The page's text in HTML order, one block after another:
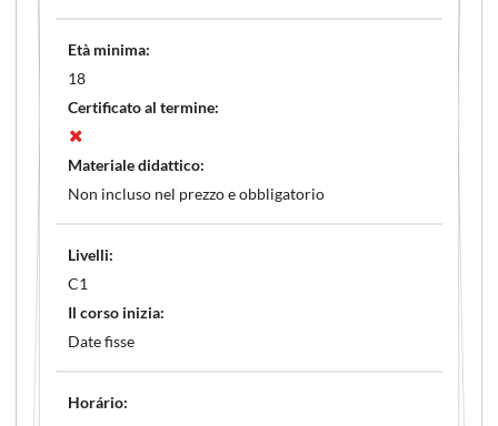
Età minima:
18
Certificato al termine:
Materiale didattico:
Non incluso nel prezzo e obbligatorio
Livelli:
C1
Il corso inizia:
Date fisse
Horário: